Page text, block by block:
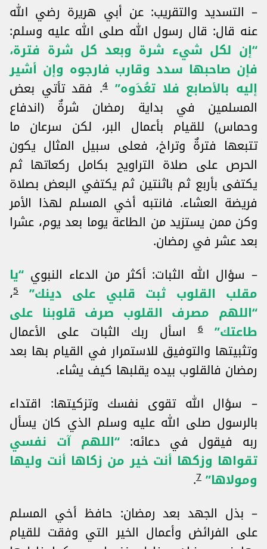
– التسديد والتقريب: عن أبي هريرة رضي الله
عنه قال: قال رسول الله صلى الله عليه وسلم:
“إن لكل شيء شرة وبعد كل شرة فترة،
فإن صاحبها سدد وقارب فارجوه وإن أشير
إليه بالأصابع فلا تعُدَوه” 4. فقد تأتي بعض
المسلمين في بداية رمضان شرةٌ (اندفاع
وحماس) للقيام بأعمال البر، لكن سرعان ما
تتبعها فترةٌ وتراخ، فعلى سبيل المثال يكون
الحرص على صلاة التراويح بكامل ركعاتها ثم
يكتفى بأربع ثم باثنتين ثم يكتفي البعض بصلاة
فريضة العشاء. فانتبه أخي المسلم لهذا الأمر
وكن ممن يستزيد من الطاعة يوما بعد يوم، عشرا
بعد عشر في رمضان.
– سؤال الله الثبات: أكثر من الدعاء النبوي “يا
مقلب القلوب ثبت قلبي على دينك”
5،
“اللهم مصرف القلوب صرف قلوبنا على
طاعتك”
6اسأل ربك الثبات على الأعمال
وتثبيتها والتوفيق للاستمرار في القيام بها بعد
رمضان فالقلوب بيده يقلبها كيف يشاء.
– سؤال الله تقوى نفسك وتزكيتها: اقتداء
بالرسول صلى الله عليه وسلم الذي كان يسأل
ربه فيقول في دعائه: “اللهم آت نفسي
تقواها وزكها أنت خير من زكاها أنت وليها
ومولاها” 7
.
– بذل الجهد بعد رمضان: حافظ أخي المسلم
على الفرائض وأعمال الخير التي وفقت للقيام